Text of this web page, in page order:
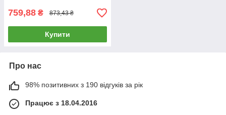
759,88 ₴ 873,43 ₴
Купити
Про нас
98% позитивних з 190 відгуків за рік
Працює з 18.04.2016